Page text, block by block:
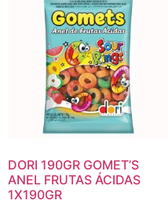
DORI 190GR GOMET’S
ANEL FRUTAS ÁCIDAS
1X190GR